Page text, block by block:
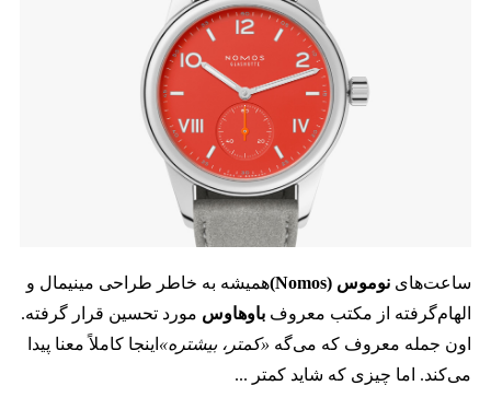
ساعت‌های نوموس (Nomos)
همیشه به خاطر طراحی مینیمال و
الهام‌گرفته از مکتب معروف باوهاوس مورد تحسین قرار گرفته.
اون جمله معروف که می‌گه «کمتر، بیشتره» اینجا کاملاً معنا پیدا
می‌کند. اما چیزی که شاید کمتر ...